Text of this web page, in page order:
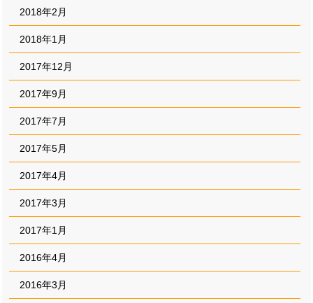
2018年2月
2018年1月
2017年12月
2017年9月
2017年7月
2017年5月
2017年4月
2017年3月
2017年1月
2016年4月
2016年3月